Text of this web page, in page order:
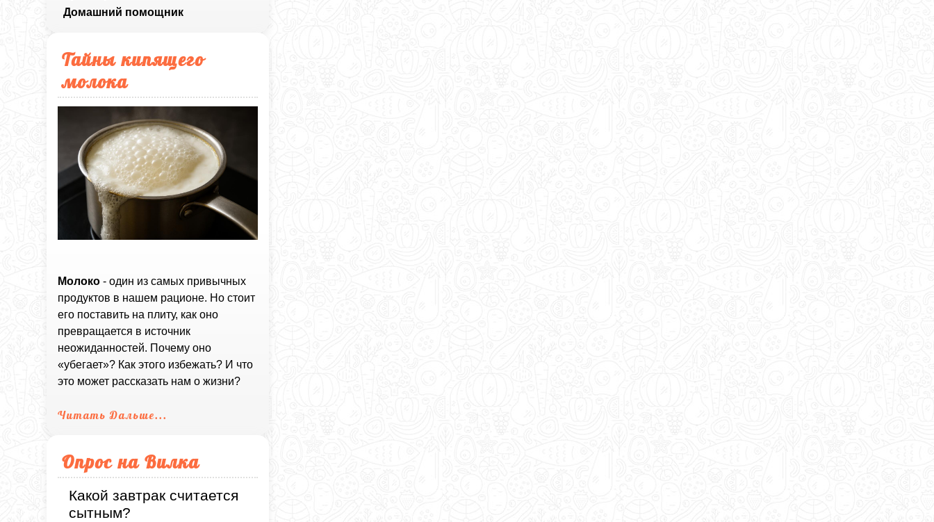
Домашний помощник
Тайны кипящего
молока
Молоко - один из самых привычных
продуктов в нашем рационе. Но стоит
его поставить на плиту, как оно
превращается в источник
неожиданностей. Почему оно
«убегает»? Как этого избежать? И что
это может рассказать нам о жизни?
Читать Дальше...
Опрос на Вилка
Какой завтрак считается
сытным?